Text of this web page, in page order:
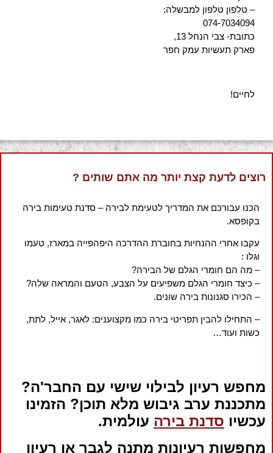
– טלפון טלפון למבשלה:
074-7034094
כתובת- צבי הנחל 13,
פארק תעשיות עמק חפר
לחיים!
רוצים לדעת קצת יותר מה אתם שותים ?
הכנו עבורכם את המדריך לטעימת לבירה – סדנת טעימות בירה
בקופסא.
עקבו אחרי ההנחיות בחוברת ההדרכה היפהפייה במארז, טעמו
וגלו :
– מה הם חומרי הגלם של הבירה?
– כיצד חומרי הגלם משפיעים על הצבע, הטעם והמראה שלה?
– הכירו סגנונות בירה שונים.
– התחילו להבין תפריטי בירה כמו מקצוענים: לאגר, אייל, לתת,
כשות ועוד…
מחפש רעיון לבילוי שישי עם החבר'ה?
מתכננת ערב גיבוש מלא תוכן? הזמינו
עכשיו סדנת בירה עולמית.
מחפשות רעיונות מתנה לגבר או רעיון